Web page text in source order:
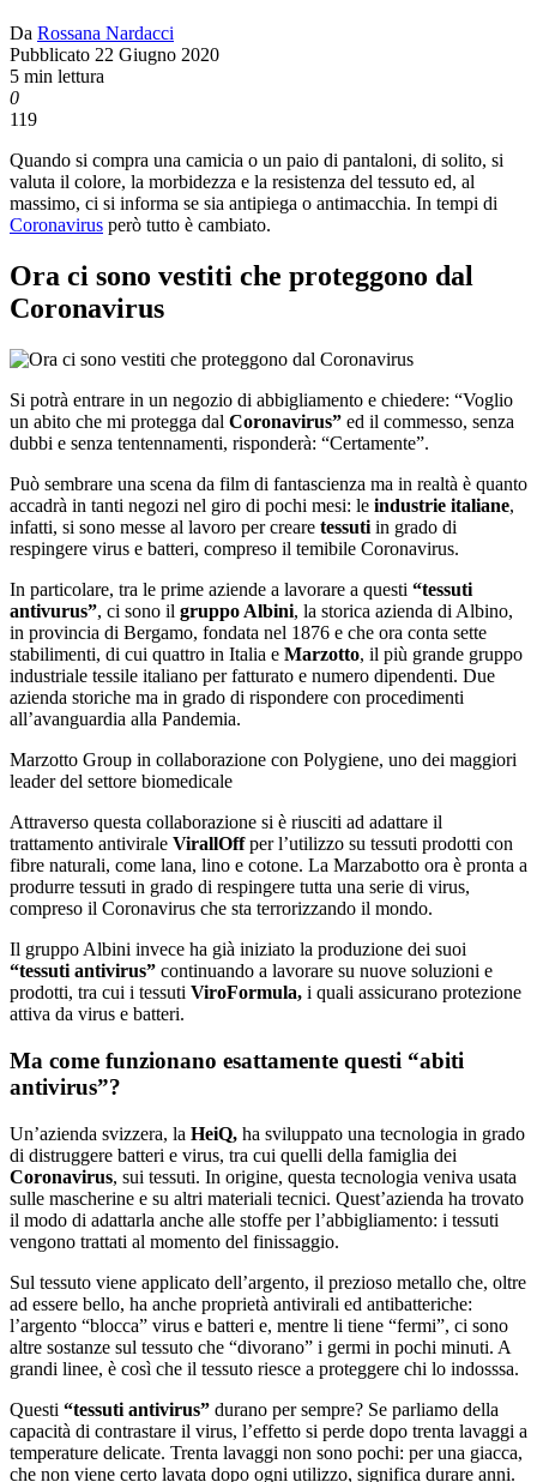
Da Rossana Nardacci
Pubblicato 22 Giugno 2020
5 min lettura
0
119
Quando si compra una camicia o un paio di pantaloni, di solito, si
valuta il colore, la morbidezza e la resistenza del tessuto ed, al
massimo, ci si informa se sia antipiega o antimacchia. In tempi di
Coronavirus però tutto è cambiato.
Ora ci sono vestiti che proteggono dal
Coronavirus
Si potrà entrare in un negozio di abbigliamento e chiedere: “Voglio
un abito che mi protegga dal Coronavirus” ed il commesso, senza
dubbi e senza tentennamenti, risponderà: “Certamente”.
Può sembrare una scena da film di fantascienza ma in realtà è quanto
accadrà in tanti negozi nel giro di pochi mesi: le industrie italiane,
infatti, si sono messe al lavoro per creare tessuti in grado di
respingere virus e batteri, compreso il temibile Coronavirus.
In particolare, tra le prime aziende a lavorare a questi “tessuti
antivurus”, ci sono il gruppo Albini, la storica azienda di Albino,
in provincia di Bergamo, fondata nel 1876 e che ora conta sette
stabilimenti, di cui quattro in Italia e Marzotto, il più grande gruppo
industriale tessile italiano per fatturato e numero dipendenti. Due
azienda storiche ma in grado di rispondere con procedimenti
all’avanguardia alla Pandemia.
Marzotto Group in collaborazione con Polygiene, uno dei maggiori
leader del settore biomedicale
Attraverso questa collaborazione si è riusciti ad adattare il
trattamento antivirale VirallOffper l’utilizzo su tessuti prodotti con
fibre naturali, come lana, lino e cotone. La Marzabotto ora è pronta a
produrre tessuti in grado di respingere tutta una serie di virus,
compreso il Coronavirus che sta terrorizzando il mondo.
Il gruppo Albini invece ha già iniziato la produzione dei suoi
“tessuti antivirus” continuando a lavorare su nuove soluzioni e
prodotti, tra cui i tessuti ViroFormula, i quali assicurano protezione
attiva da virus e batteri.
Ma come funzionano esattamente questi “abiti
antivirus”?
Un’azienda svizzera, la HeiQ, ha sviluppato una tecnologia in grado
di distruggere batteri e virus, tra cui quelli della famiglia dei
Coronavirus, sui tessuti. In origine, questa tecnologia veniva usata
sulle mascherine e su altri materiali tecnici. Quest’azienda ha trovato
il modo di adattarla anche alle stoffe per l’abbigliamento: i tessuti
vengono trattati al momento del finissaggio.
Sul tessuto viene applicato dell’argento, il prezioso metallo che, oltre
ad essere bello, ha anche proprietà antivirali ed antibatteriche:
l’argento “blocca” virus e batteri e, mentre li tiene “fermi”, ci sono
altre sostanze sul tessuto che “divorano” i germi in pochi minuti. A
grandi linee, è così che il tessuto riesce a proteggere chi lo indosssa.
Questi “tessuti antivirus” durano per sempre? Se parliamo della
capacità di contrastare il virus, l’effetto si perde dopo trenta lavaggi a
temperature delicate. Trenta lavaggi non sono pochi: per una giacca,
che non viene certo lavata dopo ogni utilizzo, significa durare anni.